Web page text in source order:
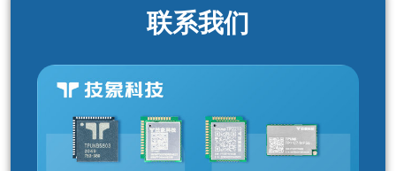
联系我们